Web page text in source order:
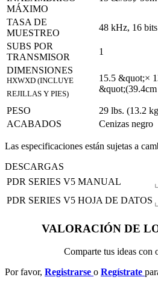
MÁXIMO
TASA DE
MUESTREO
48 kHz, 16 bits
SUBS POR
TRANSMISOR
1
DIMENSIONES
HXWXD (INCLUYE
REJILLAS Y PIES)
15.5 &quot;×
PESO
29 lbs. (13.2
ACABADOS
Cenizas negro
Las especificaciones están sujetas a
DESCARGAS
PDR SERIES V5 MANUAL
PDR SERIES V5 HOJA DE DATOS
VALORACIÓN DE
Comparte tus ideas con
Por favor, Registrarse o Regístrate